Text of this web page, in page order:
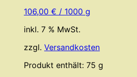
106,00 € / 1000 g
inkl. 7 % MwSt.
zzgl. Versandkosten
Produkt enthält: 75 g